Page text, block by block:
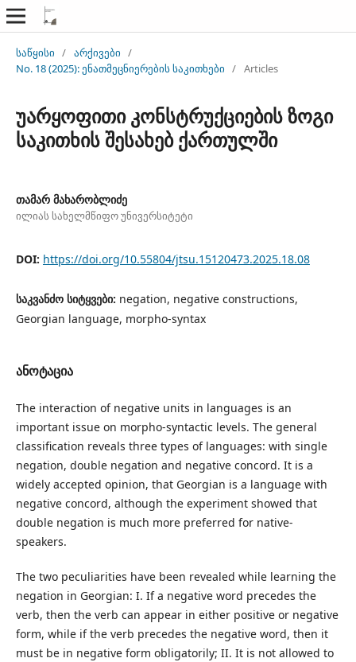
საწყისი / არქივები /
No. 18 (2025): ენათმეცნიერების საკითხები / Articles
უარყოფითი კონსტრუქციების ზოგი
საკითხის შესახებ ქართულში
თამარ მახარობლიძე
ილიას სახელმწიფო უნივერსიტეტი
DOI: https://doi.org/10.55804/jtsu.15120473.2025.18.08
საკვანძო სიტყვები: negation, negative constructions,
Georgian language, morpho-syntax
ანოტაცია
The interaction of negative units in languages is an
important issue on morpho-syntactic levels. The general
classification reveals three types of languages: with single
negation, double negation and negative concord. It is a
widely accepted opinion, that Georgian is a language with
negative concord, although the experiment showed that
double negation is much more preferred for native-
speakers.
The two peculiarities have been revealed while learning the
negation in Georgian: I. If a negative word precedes the
verb, then the verb can appear in either positive or negative
form, while if the verb precedes the negative word, then it
must be in negative form obligatorily; II. It is not allowed to